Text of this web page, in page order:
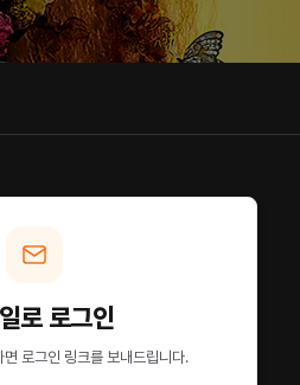
로 로그인
로그인 링크를 보내드립니다.